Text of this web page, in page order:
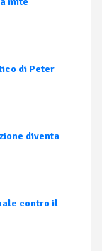
di Peter
diventa
contro il